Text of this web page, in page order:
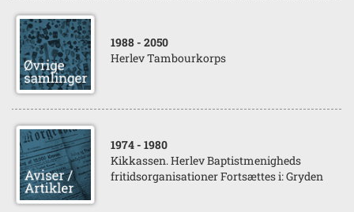
1988 - 2050
Herlev Tambourkorps
1974 - 1980
Kikkassen. Herlev Baptistmenigheds
fritidsorganisationer Fortsættes i: Gryden